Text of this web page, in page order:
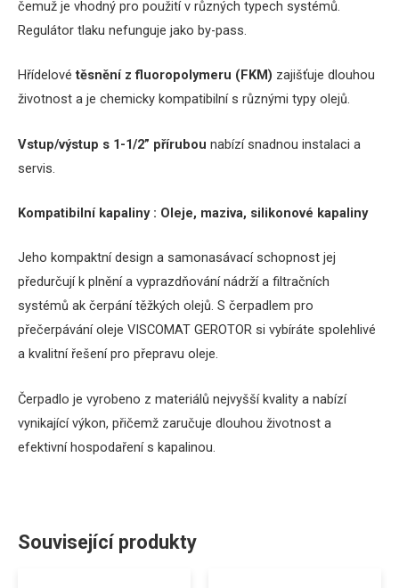
čemuž je vhodný pro použití v různých typech systémů.
Regulátor tlaku nefunguje jako by-pass.
Hřídelovétěsnění z fluoropolymeru (FKM) zajišťuje dlouhou
životnost a je chemicky kompatibilní s různými typy olejů.
Vstup/výstup s 1-1/2” přírubou nabízí snadnou instalaci a
servis.
Kompatibilní kapaliny : Oleje, maziva, silikonové kapaliny
Jeho kompaktní design a samonasávací schopnost jej
předurčují k plnění a vyprazdňování nádrží a filtračních
systémů ak čerpání těžkých olejů. S čerpadlem pro
přečerpávání oleje VISCOMAT GEROTOR si vybíráte spolehlivé
a kvalitní řešení pro přepravu oleje.
Čerpadlo je vyrobeno z materiálů nejvyšší kvality a nabízí
vynikající výkon, přičemž zaručuje dlouhou životnost a
efektivní hospodaření s kapalinou.
Související produkty